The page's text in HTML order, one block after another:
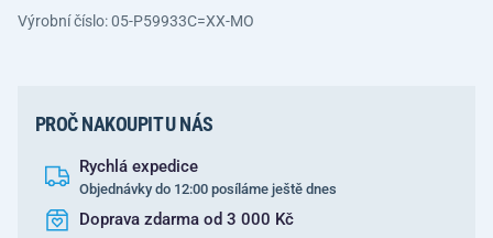
Výrobní číslo: 05-P59933C=XX-MO
PROČ NAKOUPIT U NÁS
Rychlá expedice
Objednávky do 12:00 posíláme ještě dnes
Doprava zdarma od 3 000 Kč